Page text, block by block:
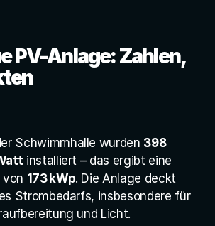
PV-Anlage: Zahlen,
Schwimmhalle wurden 398
installiert – das ergibt eine
173 kWp. Die Anlage deckt
Strombedarfs, insbesondere für
und Licht.